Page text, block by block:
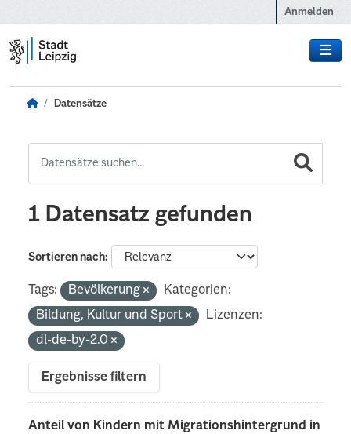
Anmelden
Datensätze
1 Datensatz gefunden
Sortieren nach
Tags: Bevölkerung
Kategorien:
Bildung, Kultur und Sport
Lizenzen:
dl-de-by-2.0
Ergebnisse filtern
Anteil von Kindern mit Migrationshintergrund in